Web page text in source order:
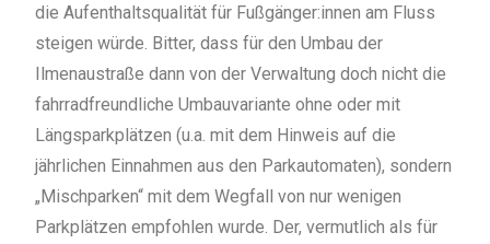
die Aufenthaltsqualität für Fußgänger:innen am Fluss
steigen würde. Bitter, dass für den Umbau der
Ilmenaustraße dann von der Verwaltung doch nicht die
fahrradfreundliche Umbauvariante ohne oder mit
Längsparkplätzen (u.a. mit dem Hinweis auf die
jährlichen Einnahmen aus den Parkautomaten), sondern
„Mischparken“ mit dem Wegfall von nur wenigen
Parkplätzen empfohlen wurde. Der, vermutlich als für